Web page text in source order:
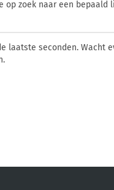
zoek naar een bepaald
laatste seconden. Wacht